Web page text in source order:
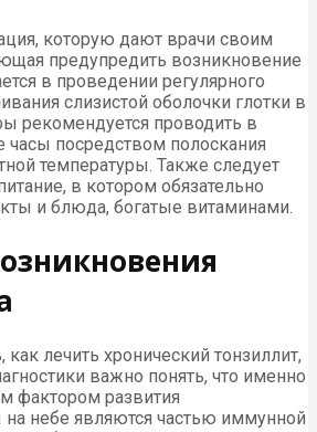
которую дают врачи своим
предупредить возникновение
в проведении регулярного
слизистой оболочки глотки в
рекомендуется проводить в
часы посредством полоскания
температуры. Также следует
в котором обязательно
и блюда, богатые витаминами.
лечить хронический тонзиллит,
важно понять, что именно
фактором развития
небе являются частью иммунной